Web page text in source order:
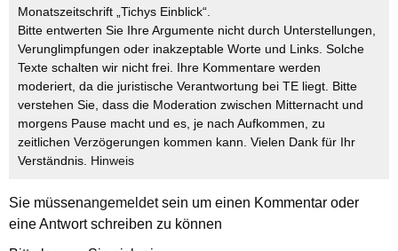
Monatszeitschrift „Tichys Einblick“.
Bitte entwerten Sie Ihre Argumente nicht durch Unterstellungen,
Verunglimpfungen oder inakzeptable Worte und Links. Solche
Texte schalten wir nicht frei. Ihre Kommentare werden
moderiert, da die juristische Verantwortung bei TE liegt. Bitte
verstehen Sie, dass die Moderation zwischen Mitternacht und
morgens Pause macht und es, je nach Aufkommen, zu
zeitlichen Verzögerungen kommen kann. Vielen Dank für Ihr
Verständnis. Hinweis
Sie müssenangemeldetsein um einen Kommentar oder
eine Antwort schreiben zu können